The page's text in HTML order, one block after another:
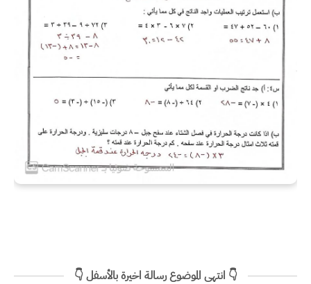
👇 انتهى الموضوع رسالة اخيرة بالأسفل 👇